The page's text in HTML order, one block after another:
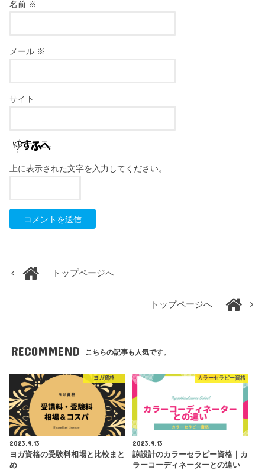
名前 ※
メール ※
サイト
上に表示された文字を入力してください。
トップページへ
トップページへ
RECOMMEND こちらの記事も人気です。
ヨガ資格
2023.9.13
ヨガ資格の受験料相場と比較まと
め
カラーセラピー資格
2023.9.13
諒設計のカラーセラピー資格｜カ
ラーコーディネーターとの違い